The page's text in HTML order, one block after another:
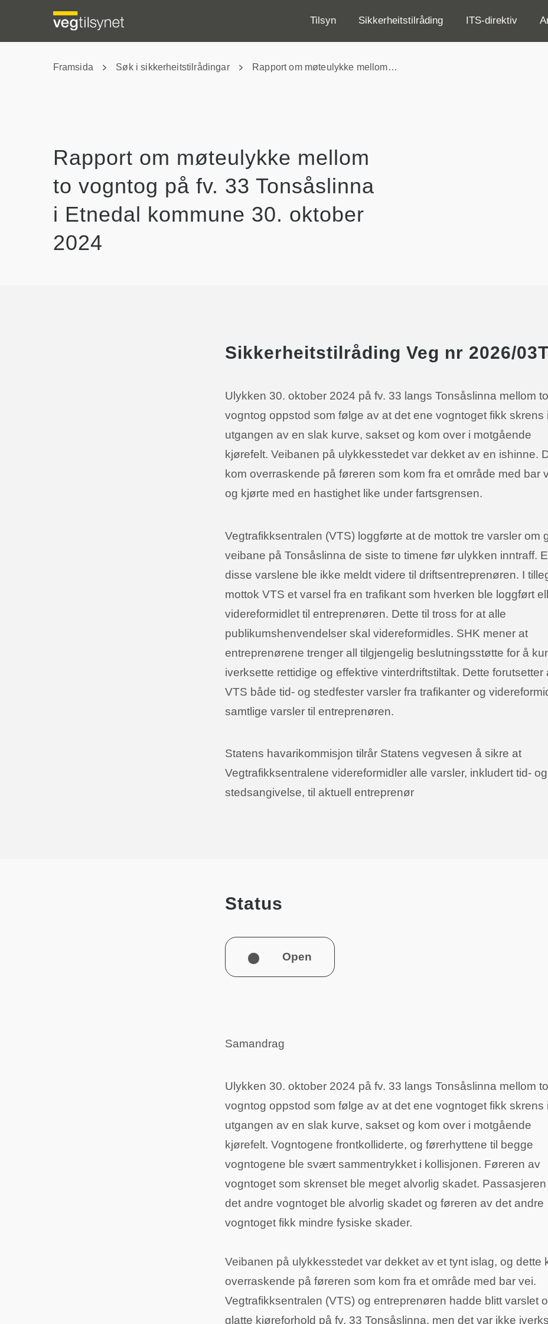
Tilsyn Sikkerheitstilråding ITS-direktiv
Framsida Søk i sikkerheitstilrådingar Rapport om møteulykke mellom…
Rapport om møteulykke mellom
to vogntog på fv. 33 Tonsåslinna
i Etnedal kommune 30. oktober
2024
Sikkerheitstilråding Veg nr 2026/03T
Ulykken 30. oktober 2024 på fv. 33 langs Tonsåslinna mellom to
vogntog oppstod som følge av at det ene vogntoget fikk skrens i
utgangen av en slak kurve, sakset og kom over i motgående
kjørefelt. Veibanen på ulykkesstedet var dekket av en ishinne.
kom overraskende på føreren som kom fra et område med bar
og kjørte med en hastighet like under fartsgrensen.
Vegtrafikksentralen (VTS) loggførte at de mottok tre varsler om
veibane på Tonsåslinna de siste to timene før ulykken inntraff.
disse varslene ble ikke meldt videre til driftsentreprenøren. I
mottok VTS et varsel fra en trafikant som hverken ble loggført
videreformidlet til entreprenøren. Dette til tross for at alle
publikumshenvendelser skal videreformidles. SHK mener at
entreprenørene trenger all tilgjengelig beslutningsstøtte for å
iverksette rettidige og effektive vinterdriftstiltak. Dette forutsetter
VTS både tid- og stedfester varsler fra trafikanter og
samtlige varsler til entreprenøren.
Statens havarikommisjon tilrår Statens vegvesen å sikre at
Vegtrafikksentralene videreformidler alle varsler, inkludert tid- og
stedsangivelse, til aktuell entreprenør
Status
Open
Samandrag
Ulykken 30. oktober 2024 på fv. 33 langs Tonsåslinna mellom to
vogntog oppstod som følge av at det ene vogntoget fikk skrens i
utgangen av en slak kurve, sakset og kom over i motgående
kjørefelt. Vogntogene frontkolliderte, og førerhyttene til begge
vogntogene ble svært sammentrykket i kollisjonen. Føreren av
vogntoget som skrenset ble meget alvorlig skadet. Passasjeren
det andre vogntoget ble alvorlig skadet og føreren av det andre
vogntoget fikk mindre fysiske skader.
Veibanen på ulykkesstedet var dekket av et tynt islag, og dette
overraskende på føreren som kom fra et område med bar vei.
Vegtrafikksentralen (VTS) og entreprenøren hadde blitt varslet
glatte kjøreforhold på fv. 33 Tonsåslinna, men det var ikke